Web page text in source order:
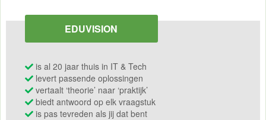
EDUVISION
is al 20 jaar thuis in IT & Tech
levert passende oplossingen
vertaalt ‘theorie’ naar ‘praktijk’
biedt antwoord op elk vraagstuk
is pas tevreden als jij dat bent